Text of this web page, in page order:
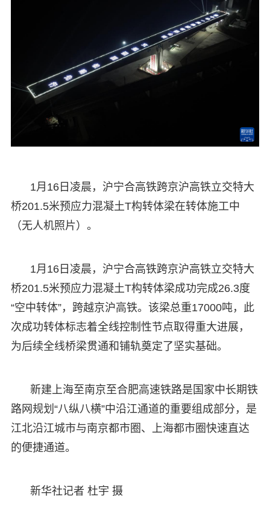
1月16日凌晨，沪宁合高铁跨京沪高铁立交特大
桥201.5米预应力混凝土T构转体梁在转体施工中
（无人机照片）。
1月16日凌晨，沪宁合高铁跨京沪高铁立交特大
桥201.5米预应力混凝土T构转体梁成功完成26.3度
“空中转体”，跨越京沪高铁。该梁总重17000吨，此
次成功转体标志着全线控制性节点取得重大进展，
为后续全线桥梁贯通和铺轨奠定了坚实基础。
新建上海至南京至合肥高速铁路是国家中长期铁
路网规划“八纵八横”中沿江通道的重要组成部分，是
江北沿江城市与南京都市圈、上海都市圈快速直达
的便捷通道。
新华社记者 杜宇 摄